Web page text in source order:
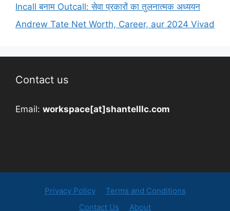
Incall बनाम Outcall: सेवा प्रकारों का तुलनात्मक अध्ययन
Andrew Tate Net Worth, Career, aur 2024 Vivad
Contact us
Email: workspace[at]shantelllc.com
Privacy Policy
Terms and Conditions
Contact Us
About